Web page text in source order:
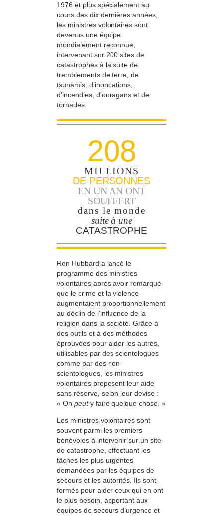
1976 et plus spécialement au
cours des dix dernières années,
les ministres volontaires sont
devenus une équipe
mondialement reconnue,
intervenant sur 200 sites de
catastrophes à la suite de
tremblements de terre, de
tsunamis, d’inondations,
d’incendies, d’ouragans et de
tornades.
208
MILLIONS
DE PERSONNES
EN UN AN ONT
SOUFFERT
dans le monde
suite à une
CATASTROPHE
Ron Hubbard a lancé le
programme des ministres
volontaires après avoir remarqué
que le crime et la violence
augmentaient proportionnellement
au déclin de l’influence de la
religion dans la société. Grâce à
des outils et à des méthodes
éprouvées pour aider les autres,
utilisables par des scientologues
comme par des non-
scientologues, les ministres
volontaires proposent leur aide
sans réserve, selon leur devise :
« On peuty faire quelque chose. »
Les ministres volontaires sont
souvent parmi les premiers
bénévoles à intervenir sur un site
de catastrophe, effectuant les
tâches les plus urgentes
demandées par les équipes de
secours et les autorités. Ils sont
formés pour aider ceux qui en ont
le plus besoin, apportant aux
équipes de secours d’urgence et